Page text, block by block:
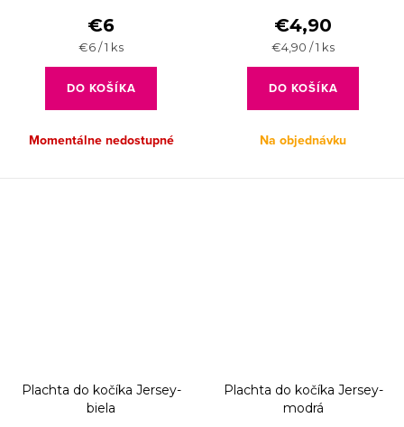
€6
Jednotková
cena:
€6 / 1 ks
DO KOŠÍKA
Momentálne nedostupné
€4,90
Jednotková
cena:
€4,90 / 1 ks
DO KOŠÍKA
Na objednávku
Plachta do kočíka Jersey-
biela
Plachta do kočíka Jersey-
modrá